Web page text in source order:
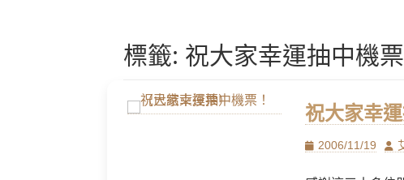
標籤: 祝大家幸運抽中機
祝大家幸
Posted
2006/11/19